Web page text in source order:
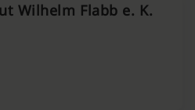
Wilhelm Flabb e. K.